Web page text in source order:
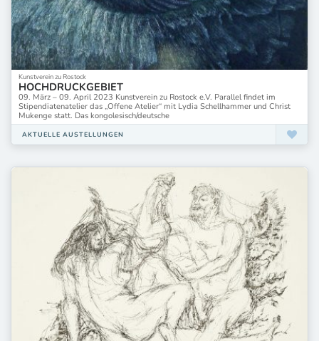
Kunstverein zu Rostock
HOCHDRUCKGEBIET
09. März – 09. April 2023 Kunstverein zu Rostock e.V. Parallel findet im
Stipendiatenatelier das „Offene Atelier“ mit Lydia Schellhammer und Christ
Mukenge statt. Das kongolesisch/deutsche
AKTUELLE AUSTELLUNGEN